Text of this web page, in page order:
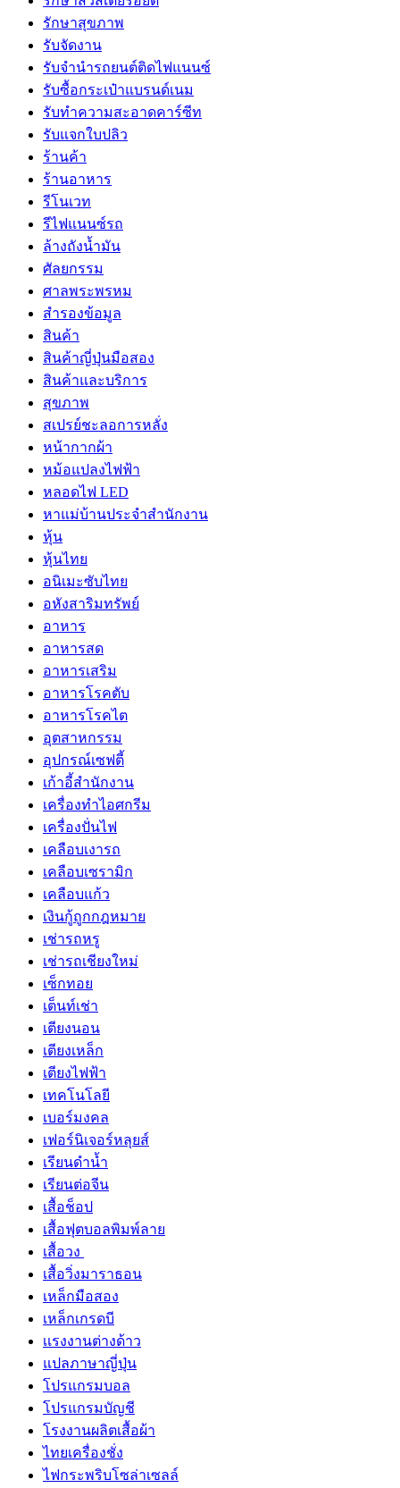
รักษาสุขภาพ
รับจัดงาน
รับจํานํารถยนต์ติดไฟแนนซ์
รับซื้อกระเป๋าแบรนด์เนม
รับทำความสะอาดคาร์ซีท
รับแจกใบปลิว
ร้านค้า
ร้านอาหาร
รีโนเวท
รีไฟแนนซ์รถ
ล้างถังน้ำมัน
ศัลยกรรม
ศาลพระพรหม
สำรองข้อมูล
สินค้า
สินค้าญี่ปุ่นมือสอง
สินค้าและบริการ
สุขภาพ
สเปรย์ชะลอการหลั่ง
หน้ากากผ้า
หม้อแปลงไฟฟ้า
หลอดไฟ LED
หาแม่บ้านประจำสำนักงาน
หุ้น
หุ้นไทย
อนิเมะซับไทย
อหังสาริมทรัพย์
อาหาร
อาหารสด
อาหารเสริม
อาหารโรคตับ
อาหารโรคไต
อุตสาหกรรม
อุปกรณ์เซฟตี้
เก้าอี้สำนักงาน
เครื่องทำไอศกรีม
เครื่องปั่นไฟ
เคลือบเงารถ
เคลือบเซรามิก
เคลือบแก้ว
เงินกู้ถูกกฎหมาย
เช่ารถหรู
เช่ารถเชียงใหม่
เซ็กทอย
เต็นท์เช่า
เตียงนอน
เตียงเหล็ก
เตียงไฟฟ้า
เทคโนโลยี
เบอร์มงคล
เฟอร์นิเจอร์หลุยส์
เรียนดำน้ำ
เรียนต่อจีน
เสื้อช็อป
เสื้อฟุตบอลพิมพ์ลาย
เสื้อวง
เสื้อวิ่งมาราธอน
เหล็กมือสอง
เหล็กเกรดบี
เเรงงานต่างด้าว
แปลภาษาญี่ปุ่น
โปรแกรมบอล
โปรแกรมบัญชี
โรงงานผลิตเสื้อผ้า
ไทยเครื่องชั่ง
ไฟกระพริบโซล่าเซลล์